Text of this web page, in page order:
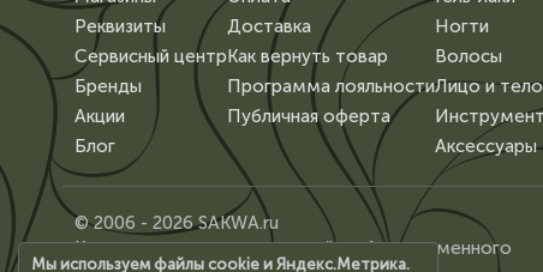
Реквизиты
Сервисный центр
Бренды
Акции
Блог
Доставка
Как вернуть товар
Программа лояльности
Публичная оферта
Ногти
Волосы
Лицо и тело
Аксессуары
© 2006 - 2026 SAKWA.ru
Копирование материалов сайта, без письменного
Мы используем файлы cookie и Яндекс.Метрика.